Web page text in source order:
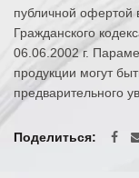
публичной офертой
Гражданского
06.06.2002 г.
продукции могут
предварительного
Поделиться